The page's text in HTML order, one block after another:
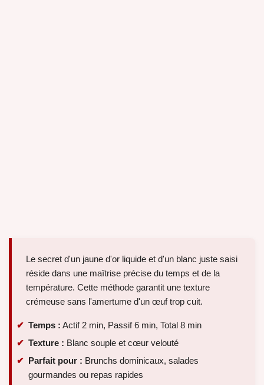
Le secret d'un jaune d'or liquide et d'un blanc juste saisi
réside dans une maîtrise précise du temps et de la
température. Cette méthode garantit une texture
crémeuse sans l'amertume d'un œuf trop cuit.
Temps : Actif 2 min, Passif 6 min, Total 8 min
Texture : Blanc souple et cœur velouté
Parfait pour : Brunchs dominicaux, salades
gourmandes ou repas rapides